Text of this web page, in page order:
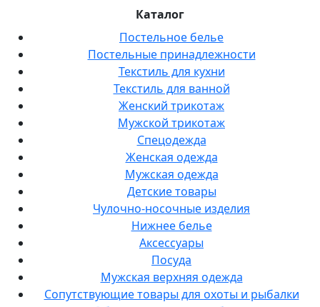
Каталог
Постельное белье
Постельные принадлежности
Текстиль для кухни
Текстиль для ванной
Женский трикотаж
Мужской трикотаж
Спецодежда
Женская одежда
Мужская одежда
Детские товары
Чулочно-носочные изделия
Нижнее белье
Аксессуары
Посуда
Мужская верхняя одежда
Сопутствующие товары для охоты и рыбалки